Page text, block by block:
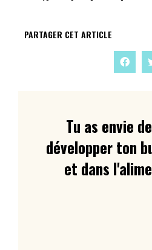
PARTAGER CET ARTICLE
Tu as envie
développer ton
et dans